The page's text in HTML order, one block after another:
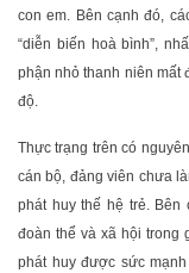
con em. Bên cạnh đó,
“diễn biến hoà bình”,
phận nhỏ thanh niên mất
độ.
Thực trạng trên có
cán bộ, đảng viên chưa
phát huy thế hệ trẻ.
đoàn thể và xã hội trong
phát huy được sức